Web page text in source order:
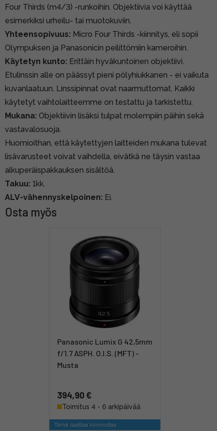
Four Thirds (m4/3) -runkoihin. Objektiivia voi käyttää
esimerkiksi urheilu- tai muotokuviin.
Yhteensopivuus: Micro Four Thirds -kiinnitys, eli sopii
Olympuksen ja Panasonicin peilittömiin kameroihin.
Käytetyn kunto: Erittäin hyväkuntoinen objektiivi.
Etulinssin alle on päässyt pieni pölyhiukkanen - ei vaikuta
kuvanlaatuun. Linssipinnat ovat naarmuttomat. Kaikki
käytetyt vaihtolaitteemme on testattu ja tarkistettu.
Mukana: Objektiivin lisäksi tulpat molempiin päihin sekä
vastavalosuoja.
Huomioithan, että käytettyjen laitteiden mukana tulevat
lisävarusteet voivat vaihdella, eivätkä ne täysin vastaa
alkuperäispakkauksen sisältöä.
Takuu: 1kk.
ALV-vähennyskelpoinen: Ei.
Osta myös
Panasonic Lumix G 42,5mm
f/1.7 ASPH. O.I.S. (MFT) -
Musta
394,90 €
Toimitus 4 - 6 arkipäivää
Tämä saattaa kiinnostaa